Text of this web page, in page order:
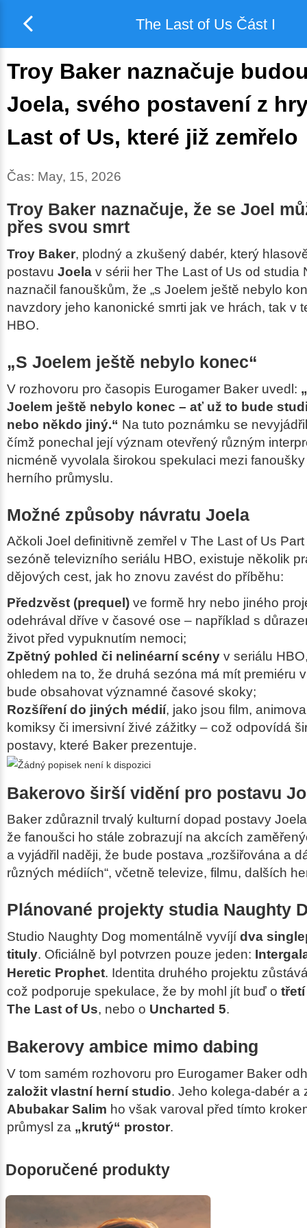
The Last of Us Část I
Troy Baker naznačuje
Joela, svého postavení z
Last of Us, které již zemřelo
Čas: May, 15, 2026
Troy Baker naznačuje, že se Joel
přes svou smrt
Troy Baker, plodný a zkušený dabér, který
postavu Joela v sérii her The Last of Us od studia
naznačil fanouškům, že „s Joelem ještě nebylo
navzdory jeho kanonické smrti jak ve hrách, tak v
HBO.
„S Joelem ještě nebylo konec“
V rozhovoru pro časopis Eurogamer Baker uvedl:
Joelem ještě nebylo konec – ať už to bude
nebo někdo jiný.“ Na tuto poznámku se
čímž ponechal její význam otevřený různým
nicméně vyvolala širokou spekulaci mezi
herního průmyslu.
Možné způsoby návratu Joela
Ačkoli Joel definitivně zemřel v The Last of Us Part
sezóně televizního seriálu HBO, existuje několik
dějových cest, jak ho znovu zavést do příběhu:
Předzvěst (prequel) ve formě hry nebo jiného
odehrával dříve v časové ose – například s
život před vypuknutím nemoci;
Zpětný pohled či nelinéarní scény v seriálu
ohledem na to, že druhá sezóna má mít premiéru
bude obsahovat významné časové skoky;
Rozšíření do jiných médií, jako jsou film,
komiksy či imersivní živé zážitky – což odpovídá
postavy, které Baker prezentuje.
Bakerovo širší vidění pro postavu
Baker zdůraznil trvalý kulturní dopad postavy
že fanoušci ho stále zobrazují na akcích
a vyjádřil naději, že bude postava „rozšiřována a
různých médiích“, včetně televize, filmu, dalších
Plánované projekty studia Naughty
Studio Naughty Dog momentálně vyvíjí dva
tituly. Oficiálně byl potvrzen pouze jeden:
Heretic Prophet. Identita druhého projektu
což podporuje spekulace, že by mohl jít buď o
The Last of Us, nebo o Uncharted 5.
Bakerovy ambice mimo dabing
V tom samém rozhovoru pro Eurogamer Baker
založit vlastní herní studio. Jeho kolega-dabér a
Abubakar Salim ho však varoval před tímto
průmysl za „krutý“ prostor.
Doporučené produkty